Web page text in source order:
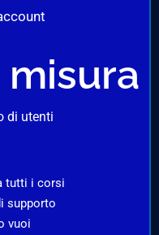
misura
di utenti
tutti i corsi
supporto
vuoi